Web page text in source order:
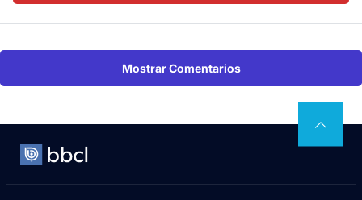
Mostrar Comentarios